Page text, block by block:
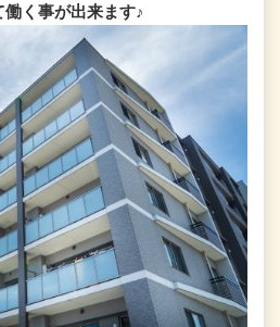
く事が出来ます♪